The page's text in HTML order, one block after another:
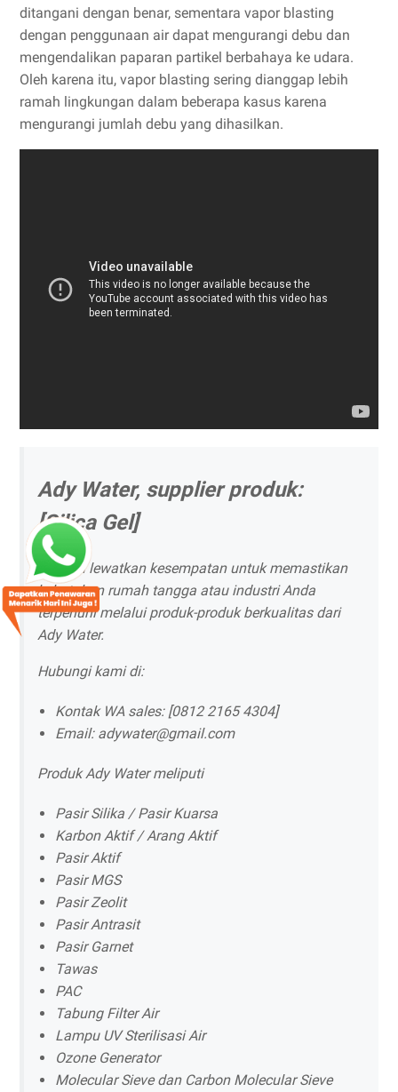
ditangani dengan benar, sementara vapor blasting
dengan penggunaan air dapat mengurangi debu dan
mengendalikan paparan partikel berbahaya ke udara.
Oleh karena itu, vapor blasting sering dianggap lebih
ramah lingkungan dalam beberapa kasus karena
mengurangi jumlah debu yang dihasilkan.
Ady Water, supplier produk:
[Silica Gel]
Jangan lewatkan kesempatan untuk memastikan
kebutuhan rumah tangga atau industri Anda
terpenuhi melalui produk-produk berkualitas dari
Ady Water.
Hubungi kami di:
Kontak WA sales: [0812 2165 4304]
Email: adywater@gmail.com
Produk Ady Water meliputi
Pasir Silika / Pasir Kuarsa
Karbon Aktif / Arang Aktif
Pasir Aktif
Pasir MGS
Pasir Zeolit
Pasir Antrasit
Pasir Garnet
Tawas
PAC
Tabung Filter Air
Lampu UV Sterilisasi Air
Ozone Generator
Molecular Sieve dan Carbon Molecular Sieve